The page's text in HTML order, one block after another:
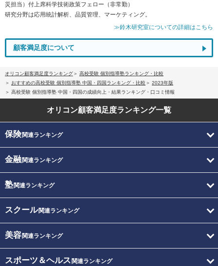
災担当）付上席科学技術政策フェロー（非常勤）
研究分野は応用統計解析、品質管理、マーケティング。
≫鈴木研究室についての詳細はこちら
顧客満足度について
オリコン顧客満足度ランキング
高校受験 個別指導塾ランキング・比較
おすすめの高校受験 個別指導塾 中国・四国ランキング・比較
2023年版
高校受験 個別指導塾 中国・四国の成績向上・結果ランキング・口コミ情報
オリコン顧客満足度ランキング一覧
保険関連ランキング
金融関連ランキング
塾関連ランキング
スクール関連ランキング
美容関連ランキング
スポーツ＆ヘルス 関連ランキング